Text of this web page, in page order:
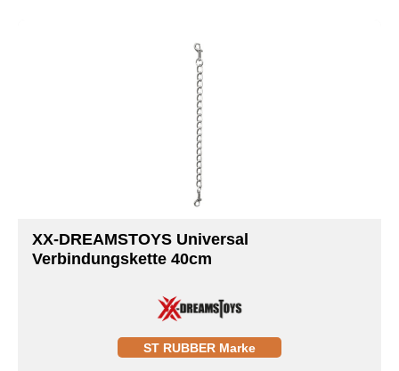
XX-DREAMSTOYS Universal
Verbindungskette 40cm
ST RUBBER Marke